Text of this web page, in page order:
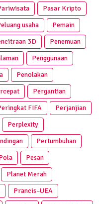
Pasar Kripto
usaha
Pemain
3D
Penemuan
Penggunaan
Penolakan
Pergantian
FIFA
Perjanjian
Perplexity
Pertumbuhan
Pesan
Planet Merah
Prancis–UEA